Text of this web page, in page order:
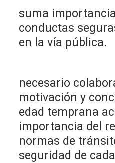
suma
conductas
en la vía pública.
Que
necesario
motivación y
edad temprana
importancia del
normas de
seguridad de